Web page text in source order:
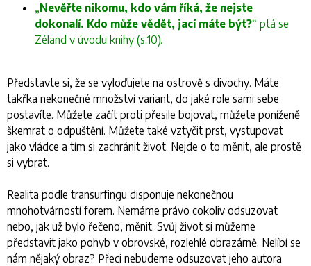
„Nevěřte nikomu, kdo vám říká, že nejste
dokonalí. Kdo může vědět, jací máte být?“ ptá se
Zéland v úvodu knihy (s.10).
Představte si, že se vyloďujete na ostrově s divochy. Máte
takřka nekonečné množství variant, do jaké role sami sebe
postavíte. Můžete začít proti přesile bojovat, můžete poníženě
škemrat o odpuštění. Můžete také vztyčit prst, vystupovat
jako vládce a tím si zachránit život. Nejde o to měnit, ale prostě
si vybrat
Realita podle transurfingu disponuje nekonečnou
mnohotvárností forem. Nemáme právo cokoliv odsuzovat
nebo, jak už bylo řečeno, měnit. Svůj život si můžeme
představit jako pohyb v obrovské, rozlehlé obrazárně. Nelíbí se
nám nějaký obraz? Přeci nebudeme odsuzovat jeho autora